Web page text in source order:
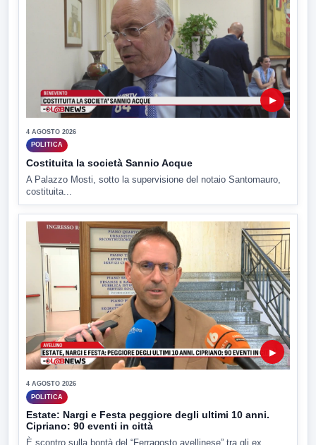
▶
4 AGOSTO 2026
POLITICA
Costituita la società Sannio Acque
A Palazzo Mosti, sotto la supervisione del notaio Santomauro,
costituita...
▶
4 AGOSTO 2026
POLITICA
Estate: Nargi e Festa peggiore degli ultimi 10 anni.
Cipriano: 90 eventi in città
È scontro sulla bontà del “Ferragosto avellinese” tra gli ex...